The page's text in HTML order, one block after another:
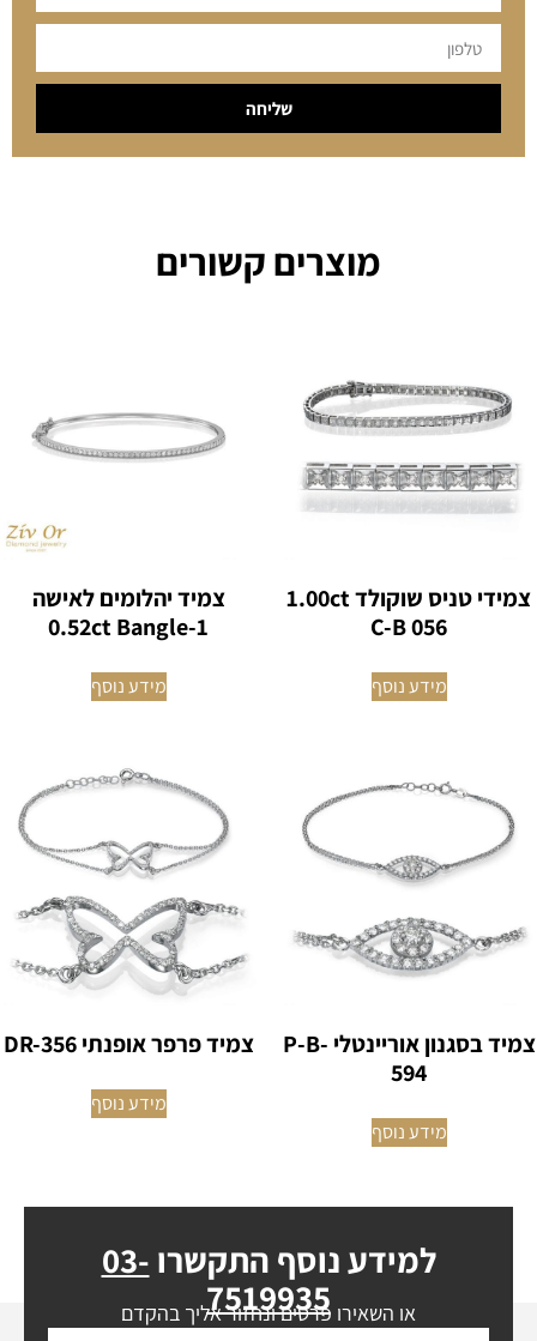
שליחה
מוצרים קשורים
צמידי טניס שוקולד 1.00ct
C-B 056
מידע נוסף
צמיד יהלומים לאישה
0.52ct Bangle-1
מידע נוסף
צמיד בסגנון אוריינטלי P-B-
594
מידע נוסף
צמיד פרפר אופנתי DR-356
מידע נוסף
למידע נוסף התקשרו 03-
7519935
או השאירו פרטים ונחזור אליך בהקדם